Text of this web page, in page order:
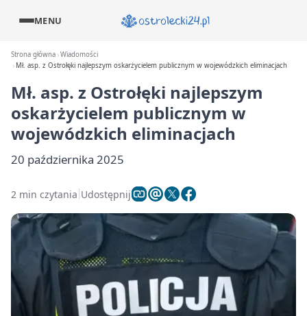
MENU
Strona główna Wiadomości
Mł. asp. z Ostrołęki najlepszym oskarżycielem publicznym w wojewódzkich eliminacjach
Mł. asp. z Ostrołęki najlepszym
oskarżycielem publicznym w
wojewódzkich eliminacjach
20 października 2025
2 min czytania Udostępnij